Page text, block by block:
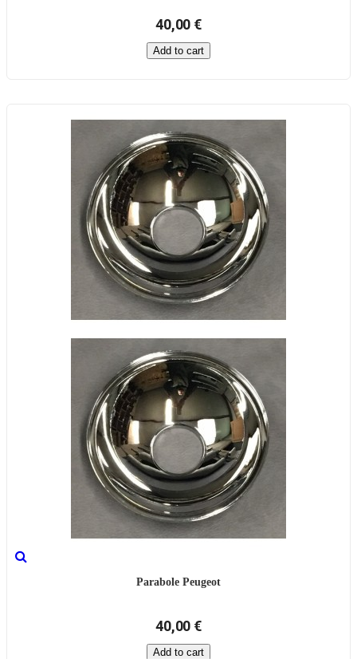
40,00 €
Add to cart
Parabole Peugeot
40,00 €
Add to cart